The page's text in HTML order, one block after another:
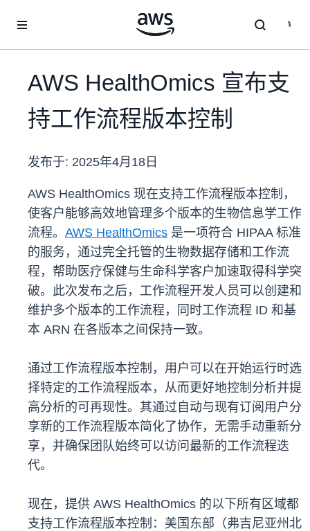
AWS HealthOmics 宣布支
持工作流程版本控制
发布于: 2025年4月18日
AWS HealthOmics 现在支持工作流程版本控制，
使客户能够高效地管理多个版本的生物信息学工作
流程。 AWS HealthOmics 是一项符合 HIPAA 标准
的服务，通过完全托管的生物数据存储和工作流
程，帮助医疗保健与生命科学客户加速取得科学突
破。此次发布之后，工作流程开发人员可以创建和
维护多个版本的工作流程，同时工作流程 ID 和基
本 ARN 在各版本之间保持一致。
通过工作流程版本控制，用户可以在开始运行时选
择特定的工作流程版本，从而更好地控制分析并提
高分析的可再现性。其通过自动与现有订阅用户分
享新的工作流程版本简化了协作，无需手动重新分
享，并确保团队始终可以访问最新的工作流程迭
代。
现在，提供 AWS HealthOmics 的以下所有区域都
支持工作流程版本控制：美国东部（弗吉尼亚州北